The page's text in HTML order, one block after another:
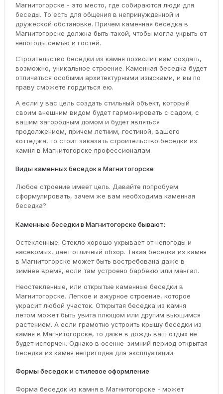
Магнитогорске - это место, где собираются люди для
беседы. То есть для общения в непринужденной и
дружеской обстановке. Причем каменная беседка в
Магнитогорске должна быть такой, чтобы могла укрыть от
непогоды семью и гостей.
Строительство беседки из камня позволит вам создать,
возможно, уникальное строение. Каменная беседка будет
отличаться особыми архитектурными изысками, и вы по
праву сможете гордиться ею.
А если у вас цель создать стильный объект, который
своим внешним видом будет гармонировать с садом, с
вашим загородным домом и будет являться
продолжением, причем летним, гостиной, вашего
коттеджа, то стоит заказать строительство беседки из
камня в Магнитогорске профессионалам.
Виды каменных беседок в Магнитогорске
Любое строение имеет цель. Давайте попробуем
сформулировать, зачем же вам необходима каменная
беседка?
Каменные беседки в Магнитогорске бывают:
Остекленные. Стекло хорошо укрывает от непогоды и
насекомых, дает отличный обзор. Такая беседка из камня
в Магнитогорске может быть востребована даже в
зимнее время, если там устроено барбекю или мангал.
Неостекленные, или открытые каменные беседки в
Магнитогорске. Легкое и ажурное строение, которое
украсит любой участок. Открытая беседка из камня
летом может быть увита плющом или другим вьющимся
растением. А если грамотно устроить крышу беседки из
камня в Магнитогорске, то даже в дождь ваш отдых не
будет испорчен. Однако в осенне-зимний период открытая
беседка из камня непригодна для эксплуатации.
Формы беседок и стилевое оформление
Форма беседок из камня в Магнитогорске - может